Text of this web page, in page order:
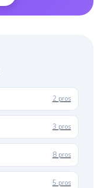
2 pros
3 pros
8 pros
5 pros